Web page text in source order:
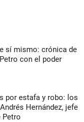
sí mismo: crónica de
con el poder
por estafa y robo: los
Hernández, jefe
Petro